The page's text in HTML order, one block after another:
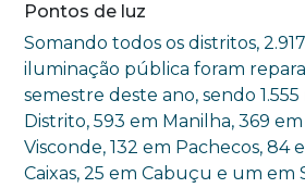
Pontos de luz
Somando todos os distritos,
iluminação pública foram
semestre deste ano, sendo 1.555
Distrito, 593 em Manilha, 369
Visconde, 132 em Pachecos, 84
Caixas, 25 em Cabuçu e um em